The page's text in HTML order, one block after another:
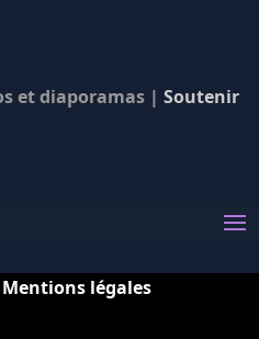
et diaporamas | Soutenir
Mentions légales